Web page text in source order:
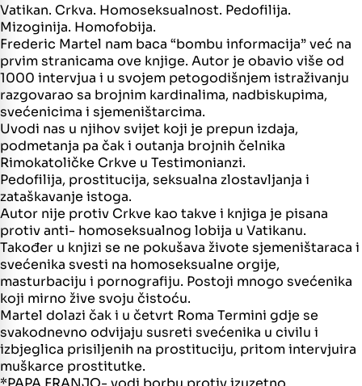
Vatikan. Crkva. Homoseksualnost. Pedofilija.
Mizoginija. Homofobija.
Frederic Martel nam baca “bombu informacija” već na
prvim stranicama ove knjige. Autor je obavio više od
1000 intervjua i u svojem petogodišnjem istraživanju
razgovarao sa brojnim kardinalima, nadbiskupima,
svećenicima i sjemeništarcima.
Uvodi nas u njihov svijet koji je prepun izdaja,
podmetanja pa čak i outanja brojnih čelnika
Rimokatoličke Crkve u Testimonianzi.
Pedofilija, prostitucija, seksualna zlostavljanja i
zataškavanje istoga.
Autor nije protiv Crkve kao takve i knjiga je pisana
protiv anti- homoseksualnog lobija u Vatikanu.
Također u knjizi se ne pokušava živote sjemeništaraca i
svećenika svesti na homoseksualne orgije,
masturbaciju i pornografiju. Postoji mnogo svećenika
koji mirno žive svoju čistoću.
Martel dolazi čak i u četvrt Roma Termini gdje se
svakodnevno odvijaju susreti svećenika u civilu i
izbjeglica prisiljenih na prostituciju, pritom intervjuira
muškarce prostitutke.